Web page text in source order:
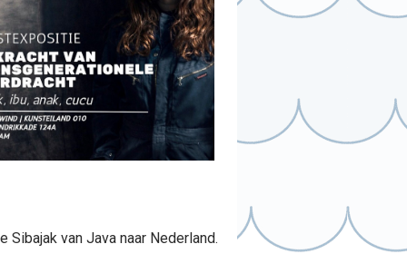
van Java naar Nederland.